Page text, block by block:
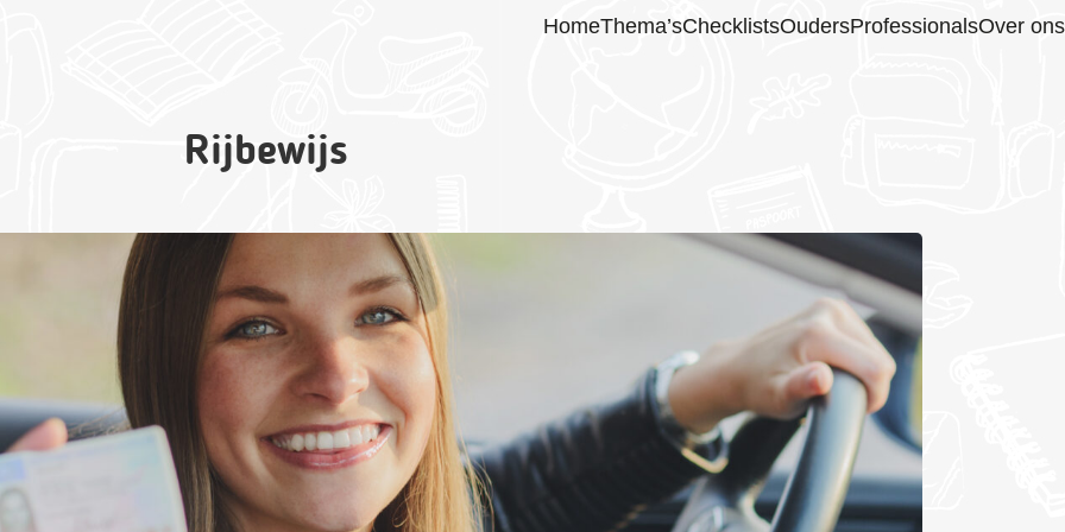
HomeThema’sChecklistsOudersProfessionalsOver ons
Rijbewijs